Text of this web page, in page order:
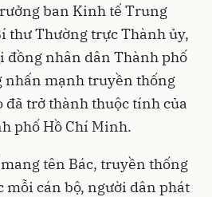
ban Kinh tế Trung
thư Thường trực Thành ủy,
đồng nhân dân Thành phố
nhấn mạnh truyền thống
đã trở thành thuộc tính của
phố Hồ Chí Minh.
tên Bác, truyền thống
mỗi cán bộ, người dân phát